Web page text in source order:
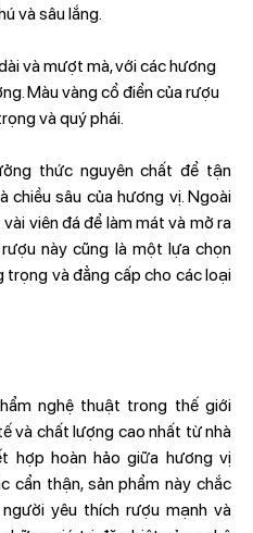
và sâu lắng.
và mượt mà, với các hương
Màu vàng cổ điển của rượu
và quý phái.
thức nguyên chất để tận
sâu của hương vị. Ngoài
viên đá để làm mát và mở ra
này cũng là một lựa chọn
và đẳng cấp cho các loại
nghệ thuật trong thế giới
và chất lượng cao nhất từ nhà
hợp hoàn hảo giữa hương vị
cẩn thận, sản phẩm này chắc
yêu thích rượu mạnh và